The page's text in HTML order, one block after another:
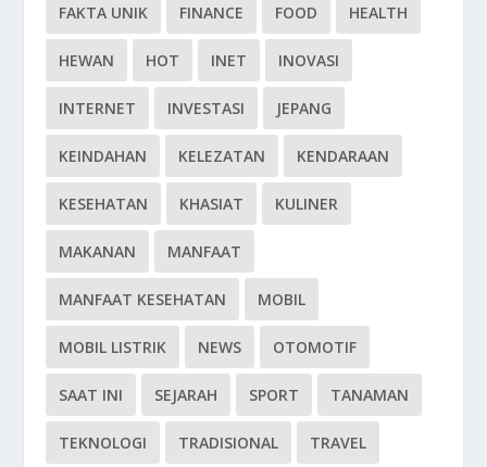
FAKTA UNIK FINANCE FOOD HEALTH
HEWAN HOT INET INOVASI
INTERNET INVESTASI JEPANG
KEINDAHAN KELEZATAN KENDARAAN
KESEHATAN KHASIAT KULINER
MAKANAN MANFAAT
MANFAAT KESEHATAN MOBIL
MOBIL LISTRIK NEWS OTOMOTIF
SAAT INI SEJARAH SPORT TANAMAN
TEKNOLOGI TRADISIONAL TRAVEL